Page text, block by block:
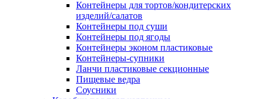
Контейнеры для тортов/кондитерских
изделий/салатов
Контейнеры под суши
Контейнеры под ягоды
Контейнеры эконом пластиковые
Контейнеры-супники
Ланчи пластиковые секционные
Пищевые ведра
Соусники